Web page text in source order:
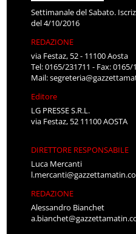
Settimanale del Sabato.
del 4/10/2016
REDAZIONE
via Festaz, 52 - 11100 Aosta
Tel: 0165/231711 - Fax: 0165/
Mail:
Editore
LG PRESSE S.R.L.
via Festaz, 52 11100 AOSTA
DIRETTORE RESPONSABILE
Luca Mercanti
REDAZIONE
Alessandro Bianchet